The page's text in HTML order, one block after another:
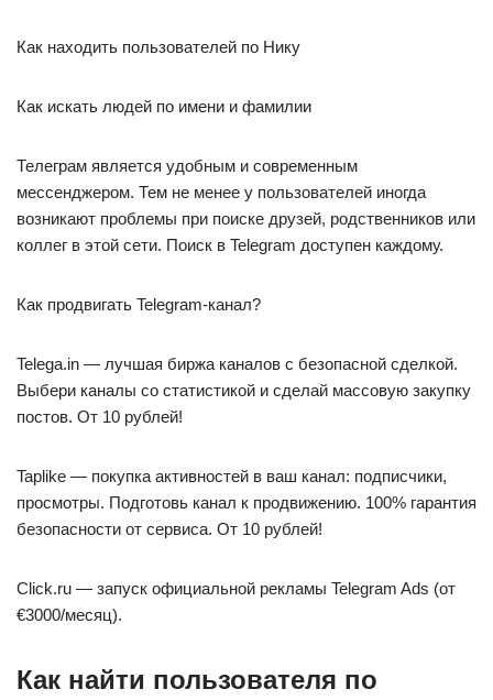
Как находить пользователей по Нику
Как искать людей по имени и фамилии
Телеграм является удобным и современным
мессенджером. Тем не менее у пользователей иногда
возникают проблемы при поиске друзей, родственников или
коллег в этой сети. Поиск в Telegram доступен каждому.
Как продвигать Telegram-канал?
Telega.in — лучшая биржа каналов с безопасной сделкой.
Выбери каналы со статистикой и сделай массовую закупку
постов. От 10 рублей!
Taplike — покупка активностей в ваш канал: подписчики,
просмотры. Подготовь канал к продвижению. 100% гарантия
безопасности от сервиса. От 10 рублей!
Click.ru — запуск официальной рекламы Telegram Ads (от
€3000/месяц).
Как найти пользователя по